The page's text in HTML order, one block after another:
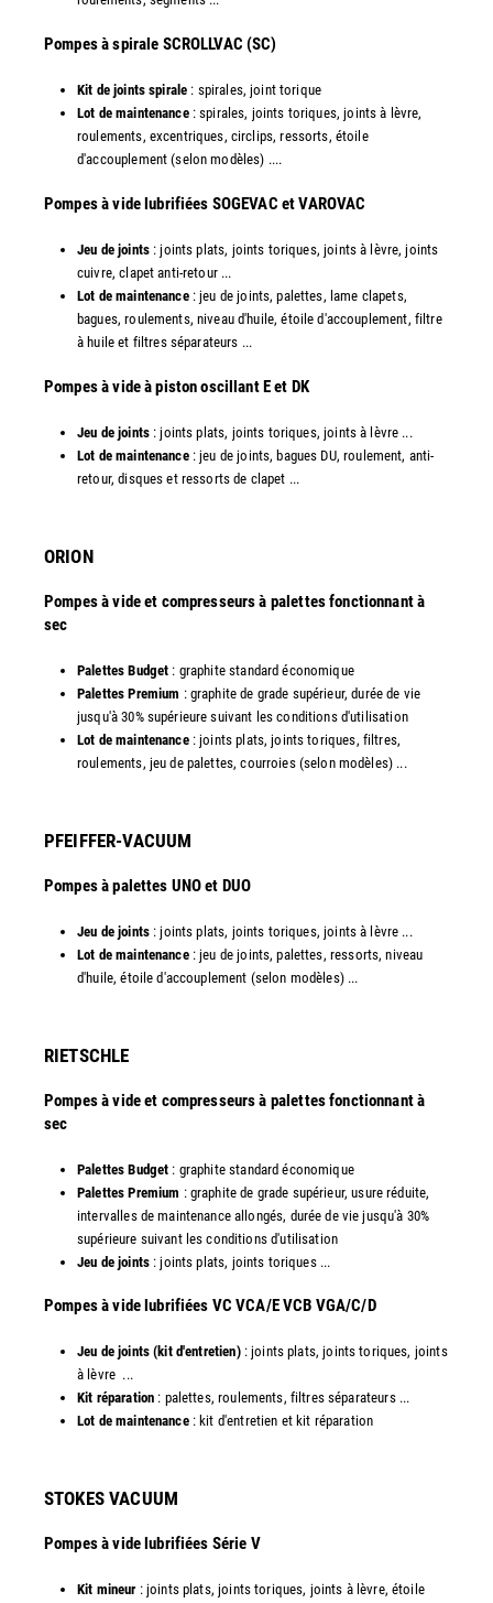
​Pompes à spirale SCROLLVAC (SC)
Kit de joints spirale : spirales, joint torique
Lot de maintenance: spirales, joints toriques, joints à lèvre,
roulements, excentriques, circlips, ressorts, étoile
d'accouplement (selon modèles) ....
​Pompes à vide lubrifiées SOGEVAC et VAROVAC
Jeu de joints: joints plats, joints toriques, joints à lèvre, joints
cuivre, clapet anti-retour ...
Lot de maintenance: jeu de joints, palettes, lame clapets,
bagues, roulements, niveau d'huile, étoile d'accouplement, filtre
à huile et filtres séparateurs ...
​Pompes à vide à piston oscillant E et DK
Jeu de joints: joints plats, joints toriques, joints à lèvre ...
Lot de maintenance: jeu de joints, bagues DU, roulement, anti-
retour, disques et ressorts de clapet ...​
ORION
Pompes à vide et compresseurs à palettes fonctionnant à
sec
Palettes Budget : graphite standard économique
Palettes Premium : graphite de grade supérieur, durée de vie
jusqu'à 30% supérieure suivant les conditions d'utilisation
Lot de maintenance: joints plats, joints toriques, filtres,
roulements, jeu de palettes, courroies (selon modèles) ...​
PFEIFFER-VACUUM
Pompes à palettes UNO et DUO
Jeu de joints: joints plats, joints toriques, joints à lèvre ...
Lot de maintenance: jeu de joints, palettes, ressorts, niveau
d'huile, étoile d'accouplement (selon modèles) ...​​
RIETSCHLE
Pompes à vide et compresseurs à palettes fonctionnant à
sec
Palettes Budget : graphite standard économique
Palettes Premium : graphite de grade supérieur, usure réduite,
intervalles de maintenance allongés, durée de vie jusqu'à 30%
supérieure suivant les conditions d'utilisation
Jeu de joints: joints plats, joints toriques ...
​Pompes à vide lubrifiées VC VCA/E VCB VGA/C/D
Jeu de joints (kit d'entretien) : joints plats, joints toriques, joints
à lèvre ...
Kit réparation : palettes, roulements, filtres séparateurs ...
Lot de maintenance: kit d'entretien et kit réparation​
STOKES VACUUM
Pompes à vide lubrifiées Série V
Kit mineur : joints plats, joints toriques, joints à lèvre, étoile